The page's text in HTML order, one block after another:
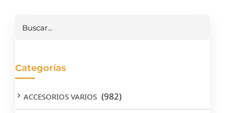
Categorías
ACCESORIOS VARIOS (982)